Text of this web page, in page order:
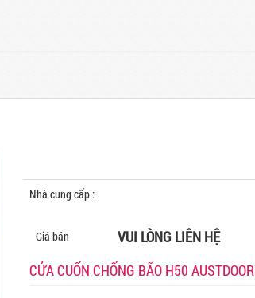
Nhà cung cấp :
Giá bán
VUI LÒNG LIÊN HỆ
CỬA CUỐN CHỐNG BÃO H50 AUSTDOOR